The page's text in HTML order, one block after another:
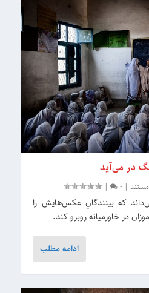
در می‌آید
|
0
|
که بینندگانِ عکس‌هایش را
در خاورمیانه روبرو کند.
ادامه مطلب